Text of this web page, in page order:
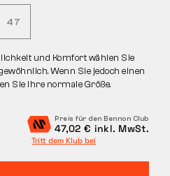
47
und Komfort wählen Sie
Wenn Sie jedoch einen
Sie Ihre normale Größe.
Preis für den Bennon Club
47,02 € inkl. MwSt.
Tritt dem Klub bei